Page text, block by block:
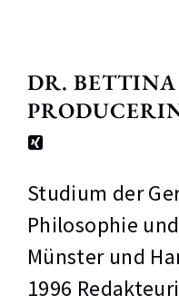
DR.
Studium der
Philosophie
Münster und
1996